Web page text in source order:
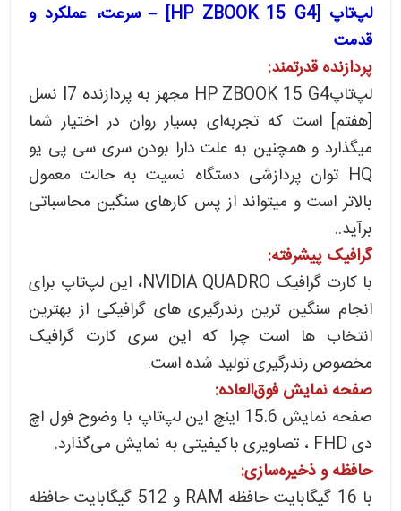
لپ‌تاپ [HP ZBOOK 15 G4] – سرعت، عملکرد و
قدمت
پردازنده قدرتمند:
لپ‌تاپHP ZBOOK 15 G4 مجهز به پردازنده I7 نسل
[هفتم] است که تجربه‌ای بسیار روان در اختیار شما
میگذارد و همچنین به علت دارا بودن سری سی پی یو
HQ توان پردازشی دستگاه نسیت به حالت معمول
بالاتر است و میتواند از پس کارهای سنگین محاسباتی
برآید..
گرافیک پیشرفته:
با کارت گرافیک NVIDIA QUADRO، این لپ‌تاپ برای
انجام سنگین ترین رندرگیری های گرافیکی از بهترین
انتخاب ها است چرا که این سری کارت گرافیک
مخصوص رندرگیری تولید شده است.
صفحه نمایش فوق‌العاده:
صفحه نمایش 15.6 اینچ این لپ‌تاپ با وضوح فول اچ
دی FHD ، تصاویری باکیفیتی به نمایش می‌گذارد.
حافظه و ذخیره‌سازی:
با 16 گیگابایت حافظه RAM و 512 گیگابایت حافظه